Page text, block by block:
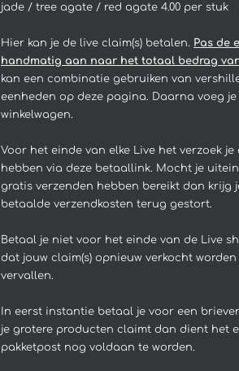
jade / tree agate / red agate 4.00 per stuk
Hier kan je de live claim(s) betalen. Pas de
handmatig aan naar het totaal bedrag
kan een combinatie gebruiken van
eenheden op deze pagina. Daarna voeg
winkelwagen.
Voor het einde van elke Live het verzoek je
hebben via deze betaallink. Mocht je
gratis verzenden hebben bereikt dan krijg
betaalde verzendkosten terug gestort.
Betaal je niet voor het einde van de Live
dat jouw claim(s) opnieuw verkocht worden
vervallen.
In eerst instantie betaal je voor een
je grotere producten claimt dan dient het
pakketpost nog voldaan te worden.